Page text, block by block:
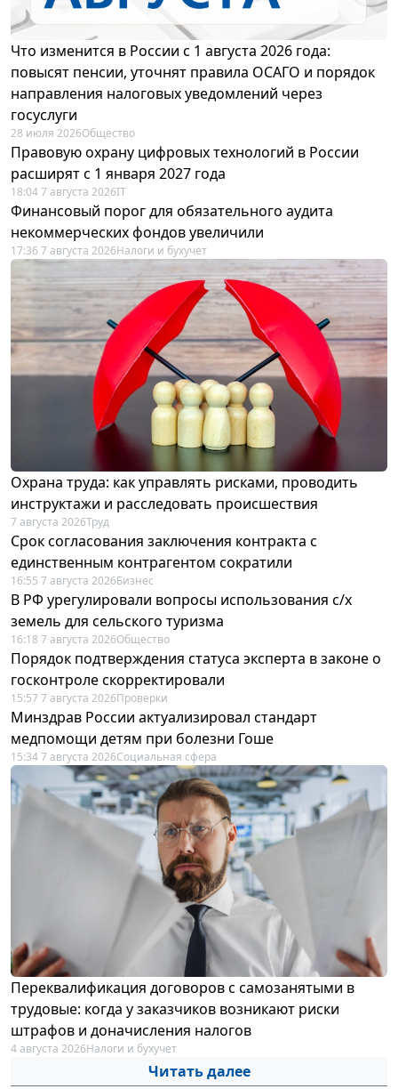
Что изменится в России с 1 августа 2026 года:
повысят пенсии, уточнят правила ОСАГО и порядок
направления налоговых уведомлений через
госуслуги
28 июля 2026Общество
Правовую охрану цифровых технологий в России
расширят с 1 января 2027 года
18:04 7 августа 2026IT
Финансовый порог для обязательного аудита
некоммерческих фондов увеличили
17:36 7 августа 2026Налоги и бухучет
Охрана труда: как управлять рисками, проводить
инструктажи и расследовать происшествия
7 августа 2026Труд
Срок согласования заключения контракта с
единственным контрагентом сократили
16:55 7 августа 2026Бизнес
В РФ урегулировали вопросы использования с/х
земель для сельского туризма
16:18 7 августа 2026Общество
Порядок подтверждения статуса эксперта в законе о
госконтроле скорректировали
15:57 7 августа 2026Проверки
Минздрав России актуализировал стандарт
медпомощи детям при болезни Гоше
15:34 7 августа 2026Социальная сфера
Переквалификация договоров с самозанятыми в
трудовые: когда у заказчиков возникают риски
штрафов и доначисления налогов
4 августа 2026Налоги и бухучет
Читать далее